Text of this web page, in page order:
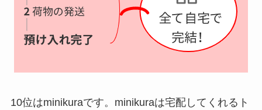
10位はminikuraです。minikuraは宅配してくれるト